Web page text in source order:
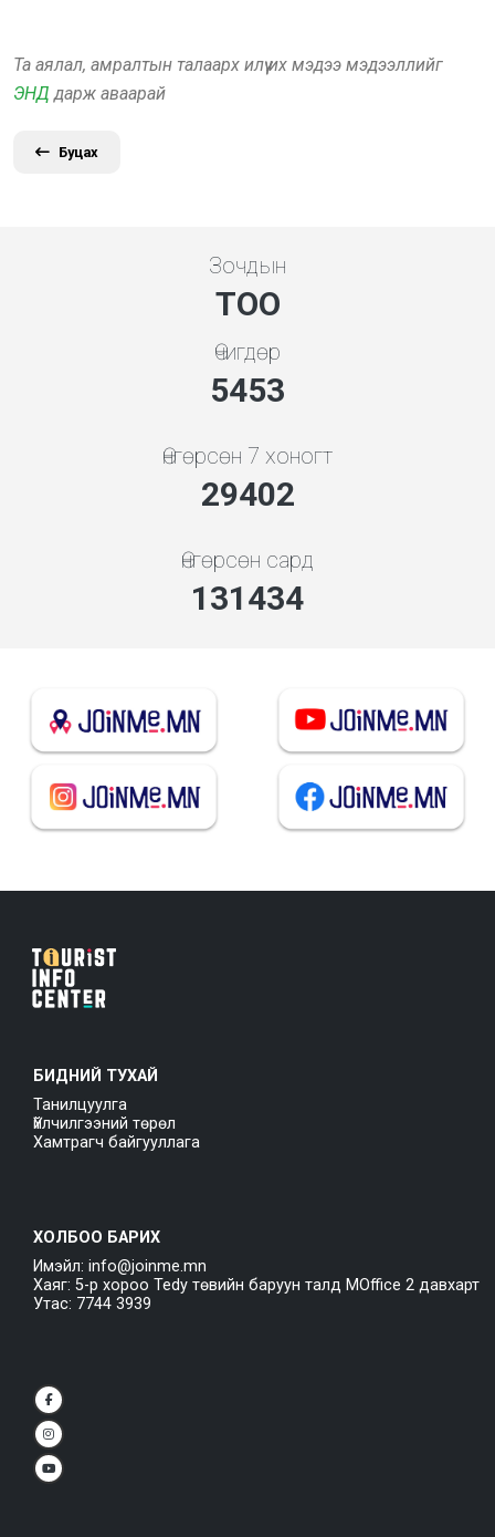
Та аялал, амралтын талаарх илүү их мэдээ мэдээллийг
ЭНД дарж аваарай
Буцах
Зочдын
ТОО
Өчигдөр
5843
Өнгөрсөн 7 хоногт
31502
Өнгөрсөн сард
140822
БИДНИЙ ТУХАЙ
Танилцуулга
Үйлчилгээний төрөл
Хамтрагч байгууллага
ХОЛБОО БАРИХ
Имэйл: info@joinme.mn
Хаяг: 5-р хороо Tedy төвийн баруун талд MOffice 2 давхарт
Утас: 7744 3939